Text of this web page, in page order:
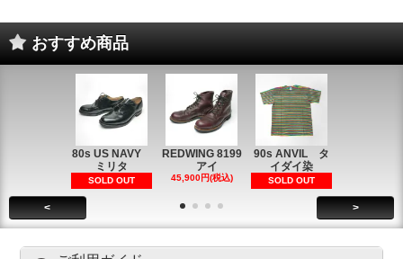
おすすめ商品
80s US NAVY
ミリタ
SOLD OUT
REDWING 8199
アイ
45,900円(税込)
90s ANVIL タ
イダイ染
SOLD OUT
< >